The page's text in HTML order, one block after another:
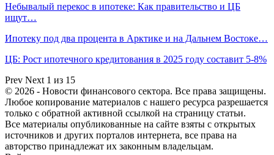
Небывалый перекос в ипотеке: Как правительство и ЦБ
ищут…
Ипотеку под два процента в Арктике и на Дальнем Востоке…
ЦБ: Рост ипотечного кредитования в 2025 году составит 5-8%
Prev Next 1 из 15
© 2026 - Новости финансового сектора. Все права защищены.
Любое копирование материалов с нашего ресурса разрешается
только с обратной активной ссылкой на страницу статьи.
Все материалы опубликованные на сайте взяты с открытых
источников и других порталов интернета, все права на
авторство принадлежат их законным владельцам.